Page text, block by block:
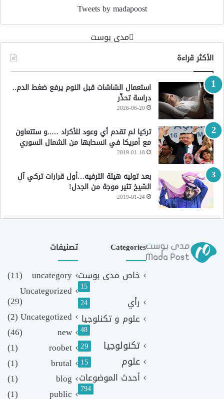
Tweets by madapoost
‏مدى بوست‏
الأكثر قراءة
استعمال الشاشات قبل النوم يرفع ضغط الدم..
دراسة تحذّر
2026-06-20
تركيا لم تقدم أي وعود للأكراد …..و ستتعاون
مع أمريكا في انسحابها من الشمال السوري
2019-01-18
بعد توليه هيئة الترفيه…أول قرارات تركي آل
الشيخ تثير موجة من الجدل!
2019-01-24
Categories
خاص مدى بوست
15
رأي 24
علوم و تكنلوجيا
48
تكنولوجيا 29
علوم 15
أحدث الموضوعات
794
تصنيفات
uncategory
(11)
Uncategorized
(29)
Uncategotized
(2)
new
(46)
roobet
(1)
brutal
(1)
blog
(1)
public
(1)